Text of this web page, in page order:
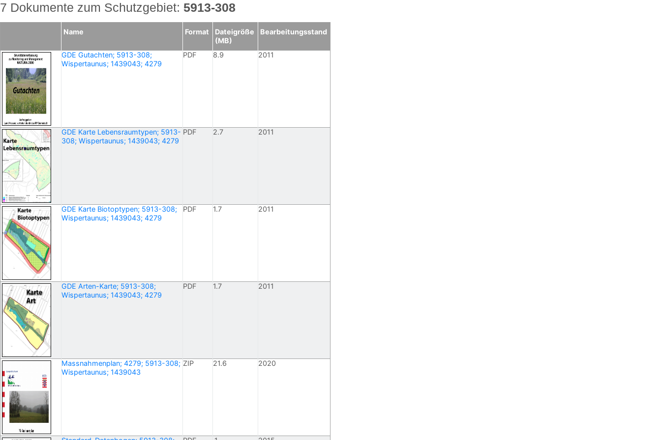
7 Dokumente zum Schutzgebiet: 5913-308
Name Format
Dateigröße
(MB)
Bearbeitungsstand
GDE Gutachten; 5913-308;
Wispertaunus; 1439043; 4279
PDF 8.9 2011
GDE Karte Lebensraumtypen; 5913-
308; Wispertaunus; 1439043; 4279
PDF 2.7 2011
GDE Karte Biotoptypen; 5913-308;
Wispertaunus; 1439043; 4279
PDF 1.7 2011
GDE Arten-Karte; 5913-308;
Wispertaunus; 1439043; 4279
PDF 1.7 2011
Massnahmenplan; 4279; 5913-308;
Wispertaunus; 1439043
ZIP 21.6 2020